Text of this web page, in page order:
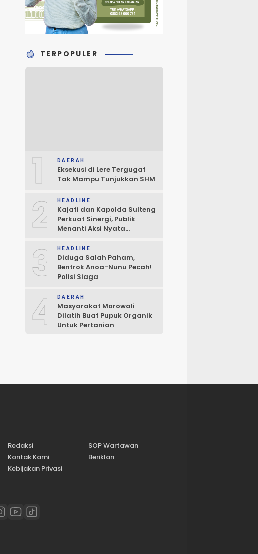
TERPOPULER
1 DAERAH
Eksekusi di Lere Tergugat
Tak Mampu Tunjukkan SHM
2 HEADLINE
Kajati dan Kapolda Sulteng
Perkuat Sinergi, Publik
Menanti Aksi Nyata
3 HEADLINE
Diduga Salah Paham,
Bentrok Anoa-Nunu Pecah!
Polisi Siaga
4 DAERAH
Masyarakat Morowali
Dilatih Buat Pupuk Organik
Untuk Pertanian
Redaksi
SOP Wartawan
Kontak Kami
Beriklan
Kebijakan Privasi